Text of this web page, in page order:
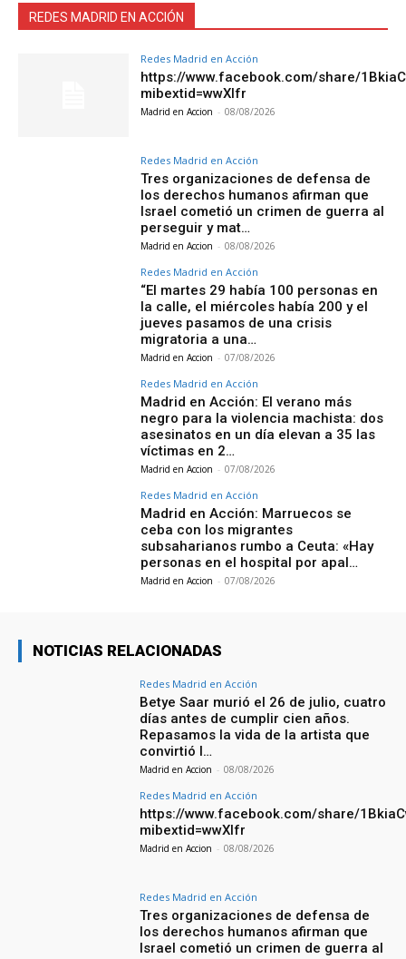
REDES MADRID EN ACCIÓN
Redes Madrid en Acción
https://www.facebook.com/share/
mibextid=wwXIfr
Madrid en Accion - 08/08/2026
Redes Madrid en Acción
Tres organizaciones de defensa de
los derechos humanos afirman que
Israel cometió un crimen de guerra al
perseguir y mat…
Madrid en Accion - 08/08/2026
Redes Madrid en Acción
“El martes 29 había 100 personas en
la calle, el miércoles había 200 y el
jueves pasamos de una crisis
migratoria a una…
Madrid en Accion - 07/08/2026
Redes Madrid en Acción
Madrid en Acción: El verano más
negro para la violencia machista: dos
asesinatos en un día elevan a 35 las
víctimas en 2…
Madrid en Accion - 07/08/2026
Redes Madrid en Acción
Madrid en Acción: Marruecos se
ceba con los migrantes
subsaharianos rumbo a Ceuta: «Hay
personas en el hospital por apal…
Madrid en Accion - 07/08/2026
NOTICIAS RELACIONADAS
Redes Madrid en Acción
Betye Saar murió el 26 de julio, cuatro
días antes de cumplir cien años.
Repasamos la vida de la artista que
convirtió l…
Madrid en Accion - 08/08/2026
Redes Madrid en Acción
https://www.facebook.com/share/
mibextid=wwXIfr
Madrid en Accion - 08/08/2026
Redes Madrid en Acción
Tres organizaciones de defensa de
los derechos humanos afirman que
Israel cometió un crimen de guerra al